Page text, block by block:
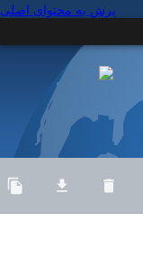
پرش به محتوای اصلی